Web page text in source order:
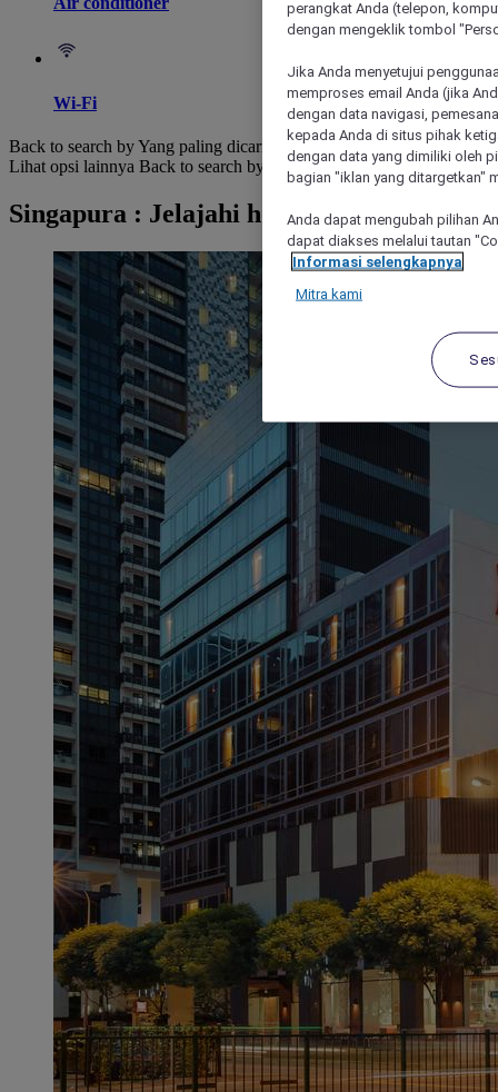
Wi-Fi
Back to search by Yang paling dicari
Lihat opsi lainnya Back to search by categories
Singapura : Jelajahi hotel
perangkat Anda (telepon,
dengan mengeklik tombol
Jika Anda menyetujui
memproses email Anda (jika
dengan data navigasi,
kepada Anda di situs pihak
dengan data yang dimiliki oleh
bagian "iklan yang ditargetkan"
Anda dapat mengubah pilihan
dapat diakses melalui tautan
Informasi selengkapnya
Mitra kami